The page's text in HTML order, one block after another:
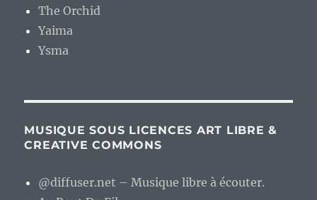
The Orchid
Yaima
Ysma
MUSIQUE SOUS LICENCES ART LIBRE &
CREATIVE COMMONS
@diffuser.net – Musique libre à écouter.